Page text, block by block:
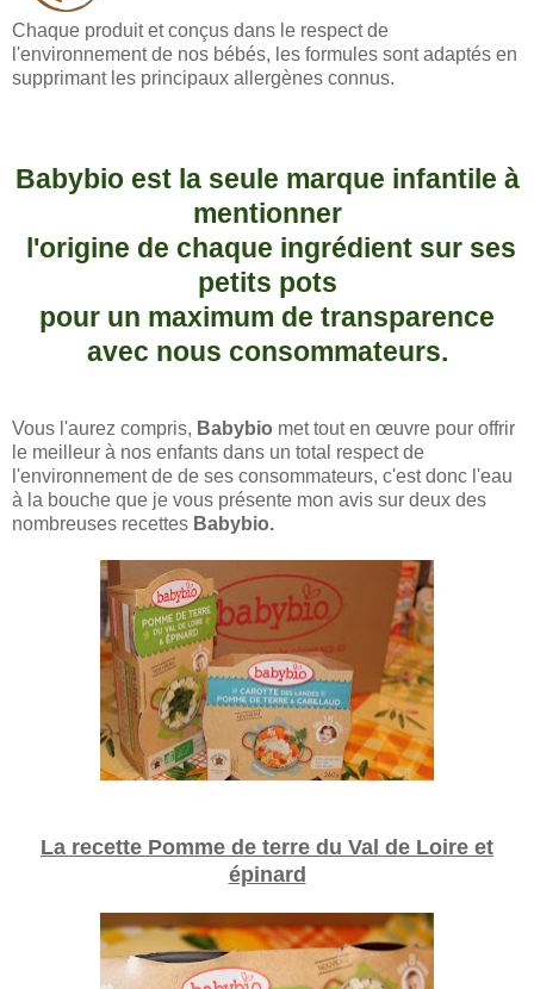
Chaque produit et conçus dans le respect de
l'environnement de nos bébés, les formules sont adaptés en
supprimant les principaux allergènes connus.
Babybio est la seule marque infantile à
mentionner
l'origine de chaque ingrédient sur ses
petits pots
pour un maximum de transparence
avec nous consommateurs.
Vous l'aurez compris, Babybio met tout en œuvre pour offrir
le meilleur à nos enfants dans un total respect de
l'environnement de de ses consommateurs, c'est donc l'eau
à la bouche que je vous présente mon avis sur deux des
nombreuses recettes Babybio.
La recette Pomme de terre du Val de Loire et
épinard